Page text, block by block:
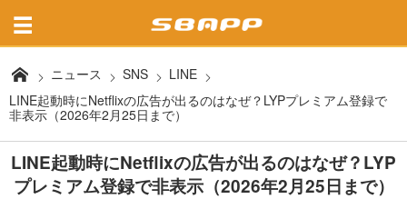
ニュース SNS
LINE
LINE起動時にNetflixの広告が出るのはなぜ？LYPプレミアム登録で
非表示（2026年2月25日まで）
LINE起動時にNetflixの広告が出るのはなぜ？LYP
プレミアム登録で非表示（2026年2月25日まで）